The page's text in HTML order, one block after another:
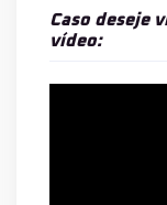
Caso deseje
vídeo: